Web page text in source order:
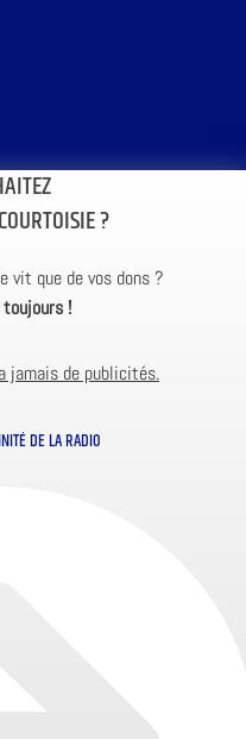
?
vit que de vos dons ?
toujours !
jamais de publicités.
DE LA RADIO